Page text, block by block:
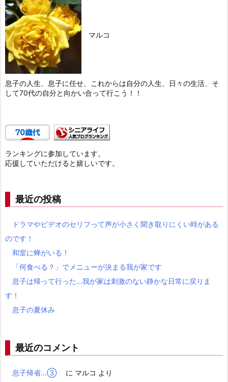
マルコ
息子の人生、息子に任せ、これからは自分の人生、日々の生活、そ
して70代の自分と向かい合って行こう！！
ランキングに参加しています。
応援していただけると嬉しいです。
最近の投稿
ドラマやビデオのセリフって声が小さく聞き取りにくい時がある
のです！
和室に蝉がいる！
「何食べる？」でメニューが決まる我が家です
息子は帰って行った…我が家は刺激のない静かな日常に戻りま
す！
息子の夏休み
最近のコメント
息子帰省…③ に マルコ より